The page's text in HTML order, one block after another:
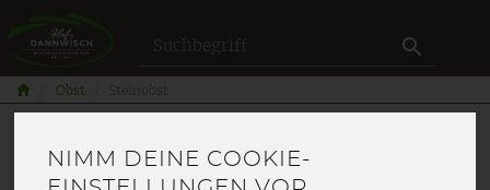
NIMM DEINE COOKIE-
Obst